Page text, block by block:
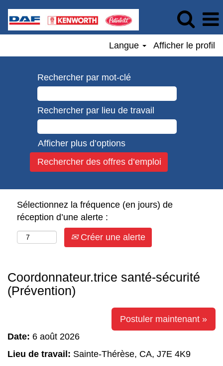
Langue Afficher le profil
Rechercher par mot-clé
Rechercher par lieu de travail
Afficher plus d’options
Sélectionnez la fréquence (en jours) de
réception d’une alerte :
Créer une alerte
Coordonnateur.trice santé-sécurité
(Prévention)
Postuler maintenant »
Date: 6 août 2026
Lieu de travail: Sainte-Thérèse, CA, J7E 4K9